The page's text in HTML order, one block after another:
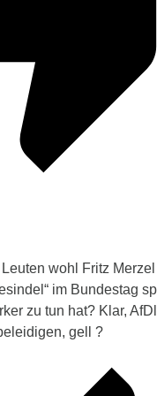
wohl Fritz
im Bundestag
zu tun hat? Klar,
gell ?